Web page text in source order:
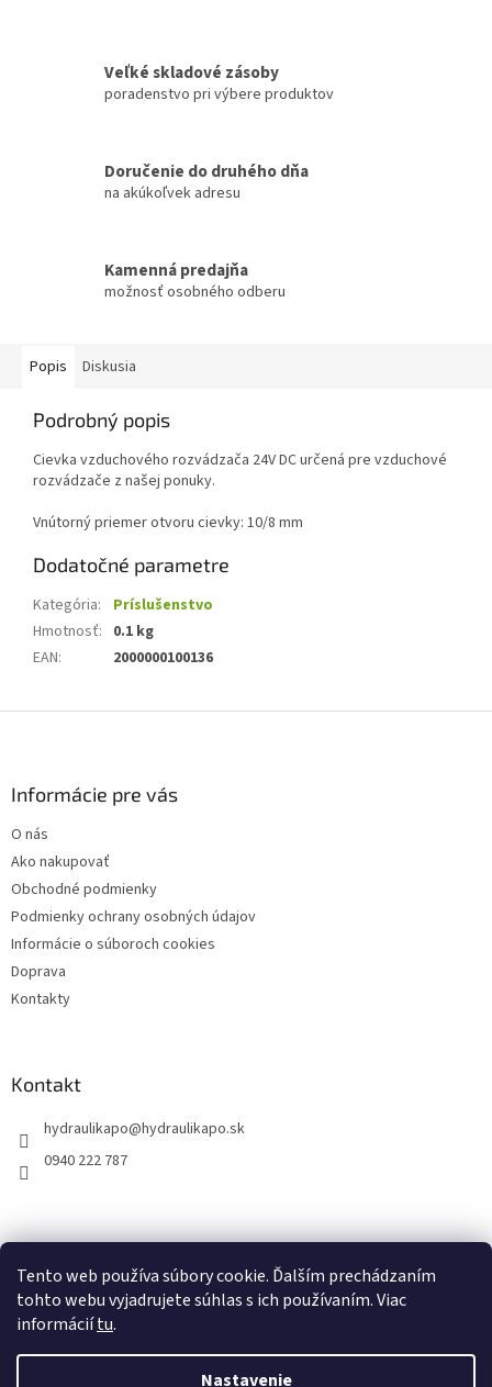
Tento web používa súbory cookie. Ďalším prechádzaním
tohto webu vyjadrujete súhlas s ich používaním. Viac
informáciítu.
Nastavenie
Veľké skladové zásoby
poradenstvo pri výbere produktov
Doručenie do druhého dňa
na akúkoľvek adresu
Kamenná predajňa
možnosť osobného odberu
Popis Diskusia
Podrobný popis
Cievka vzduchového rozvádzača 24V DC určená pre vzduchové
rozvádzače z našej ponuky.
Vnútorný priemer otvoru cievky: 10/8 mm
Dodatočné parametre
Kategória:
Príslušenstvo
Hmotnosť: 0.1 kg
EAN: 2000000100136
Informácie pre vás
O nás
Ako nakupovať
Obchodné podmienky
Podmienky ochrany osobných údajov
Informácie o súboroch cookies
Doprava
Kontakty
Kontakt
hydraulikapo@hydraulikapo.sk
0940 222 787